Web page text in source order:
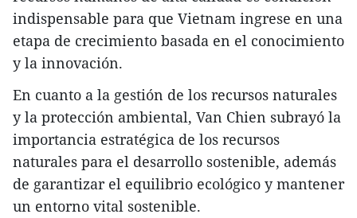
indispensable para que Vietnam ingrese en una
etapa de crecimiento basada en el conocimiento
y la innovación.
En cuanto a la gestión de los recursos naturales
y la protección ambiental, Van Chien subrayó la
importancia estratégica de los recursos
naturales para el desarrollo sostenible, además
de garantizar el equilibrio ecológico y mantener
un entorno vital sostenible.